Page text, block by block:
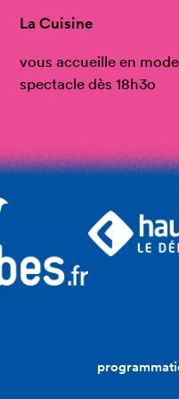
La Cuisine
vous accueille en
spectacle dès 18h3o